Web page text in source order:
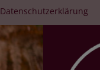
Datenschutzerklärung